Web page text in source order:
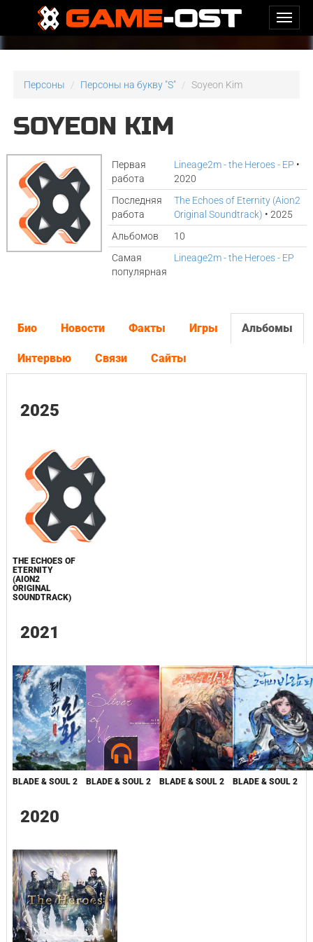
Персоны Персоны на букву "S" Soyeon Kim
SOYEON KIM
Первая
работа
Lineage2m - the Heroes - EP •
2020
Последняя
работа
The Echoes of Eternity (Aion2
Original Soundtrack) • 2025
Альбомов
10
Самая
популярная
Lineage2m - the Heroes - EP
Био Новости Факты Игры Альбомы
Интервью Связи Сайты
2025
THE ECHOES OF
ETERNITY
(AION2
ORIGINAL
SOUNDTRACK)
2021
BLADE & SOUL 2 BLADE & SOUL 2 BLADE & SOUL 2 BLADE & SOUL 2
2020